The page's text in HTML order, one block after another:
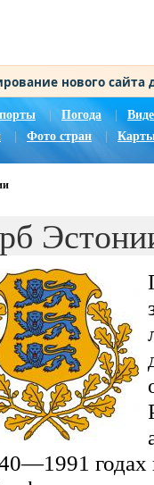
нового
Погода |
Фото стран
годах